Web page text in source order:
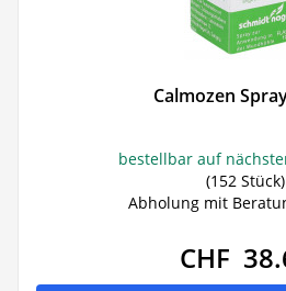
Calmozen
bestellbar auf
(152 Stück)
Abholung mit
CHF